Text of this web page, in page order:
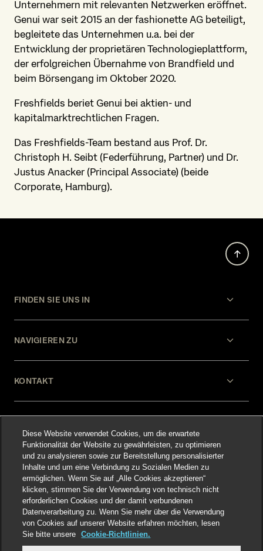
Unternehmern mit relevanten Netzwerken eröffnet.
Genui war seit 2015 an der fashionette AG beteiligt,
begleitete das Unternehmen u.a. bei der
Entwicklung der proprietären Technologieplattform,
der erfolgreichen Übernahme von Brandfield und
beim Börsengang im Oktober 2020.
Freshfields beriet Genui bei aktien- und
kapitalmarktrechtlichen Fragen.
Das Freshfields-Team bestand aus Prof. Dr.
Christoph H. Seibt (Federführung, Partner) und Dr.
Justus Anacker (Principal Associate) (beide
Corporate, Hamburg).
FINDEN SIE UNS IN
NAVIGIEREN ZU
KONTAKT
RECHTLICHES
Diese Website verwendet Cookies, um die erwartete
Funktionalität der Website zu gewährleisten, zu optimieren
und zu analysieren sowie zur Bereitstellung personalisierter
Inhalte und um eine Verbindung zu Sozialen Medien zu
ermöglichen. Wenn Sie auf „Alle Cookies akzeptieren“
klicken, stimmen Sie der Verwendung von technisch nicht
erforderlichen Cookies und der damit verbundenen
Datenverarbeitung zu. Wenn Sie mehr über die Verwendung
von Cookies auf unserer Website erfahren möchten, lesen
Sie bitte unsere
Cookie-Richtlinien.